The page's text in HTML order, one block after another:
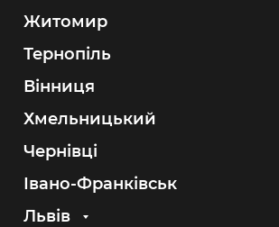
клікай, щоб переглянути порфтоліо
майстра
Житомир
Тернопіль
Вінниця
Хмельницький
Чернівці
Івано-Франківськ
Львів